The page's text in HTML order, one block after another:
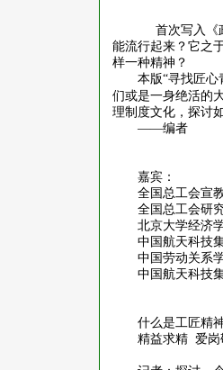
首次写入《
能流行起来？它之
样一种精神？
本版“寻找匠心
们或是一身绝活的
理制度文化，探讨
——编者
嘉宾：
全国总工会宣
全国总工会研
北京大学经济
中国航天科技
中国劳动关系
中国航天科技
什么是工匠精
精益求精 爱岗